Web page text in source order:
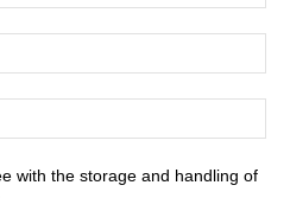
with the storage and handling of